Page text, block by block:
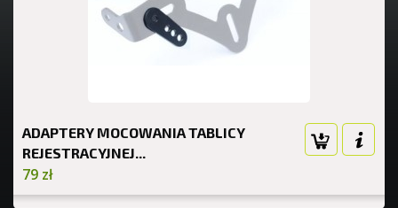
ADAPTERY MOCOWANIA TABLICY
REJESTRACYJNEJ...
79 zł